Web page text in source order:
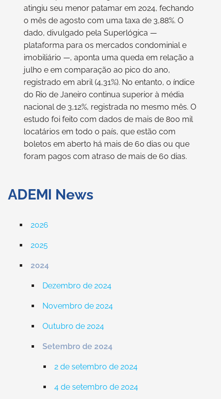
atingiu seu menor patamar em 2024, fechando
o mês de agosto com uma taxa de 3,88%. O
dado, divulgado pela Superlógica —
plataforma para os mercados condominial e
imobiliário —, aponta uma queda em relação a
julho e em comparação ao pico do ano,
registrado em abril (4,31%). No entanto, o índice
do Rio de Janeiro continua superior à média
nacional de 3,12%, registrada no mesmo mês. O
estudo foi feito com dados de mais de 800 mil
locatários em todo o país, que estão com
boletos em aberto há mais de 60 dias ou que
foram pagos com atraso de mais de 60 dias.
ADEMI News
2026
2025
2024
Dezembro de 2024
Novembro de 2024
Outubro de 2024
Setembro de 2024
2 de setembro de 2024
4 de setembro de 2024